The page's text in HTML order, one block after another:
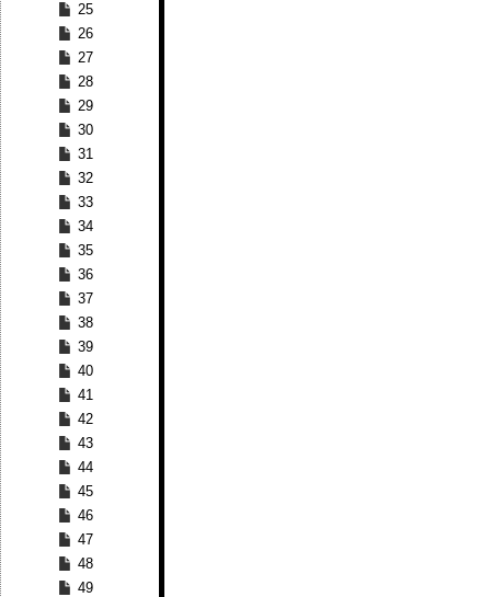
25
26
27
28
29
30
31
32
33
34
35
36
37
38
39
40
41
42
43
44
45
46
47
48
49